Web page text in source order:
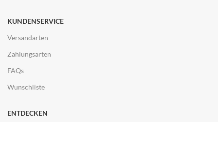
KUNDENSERVICE
Versandarten
Zahlungsarten
FAQs
Wunschliste
ENTDECKEN